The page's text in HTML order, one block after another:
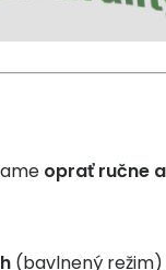
oprať ručne
(bavlnený režim)